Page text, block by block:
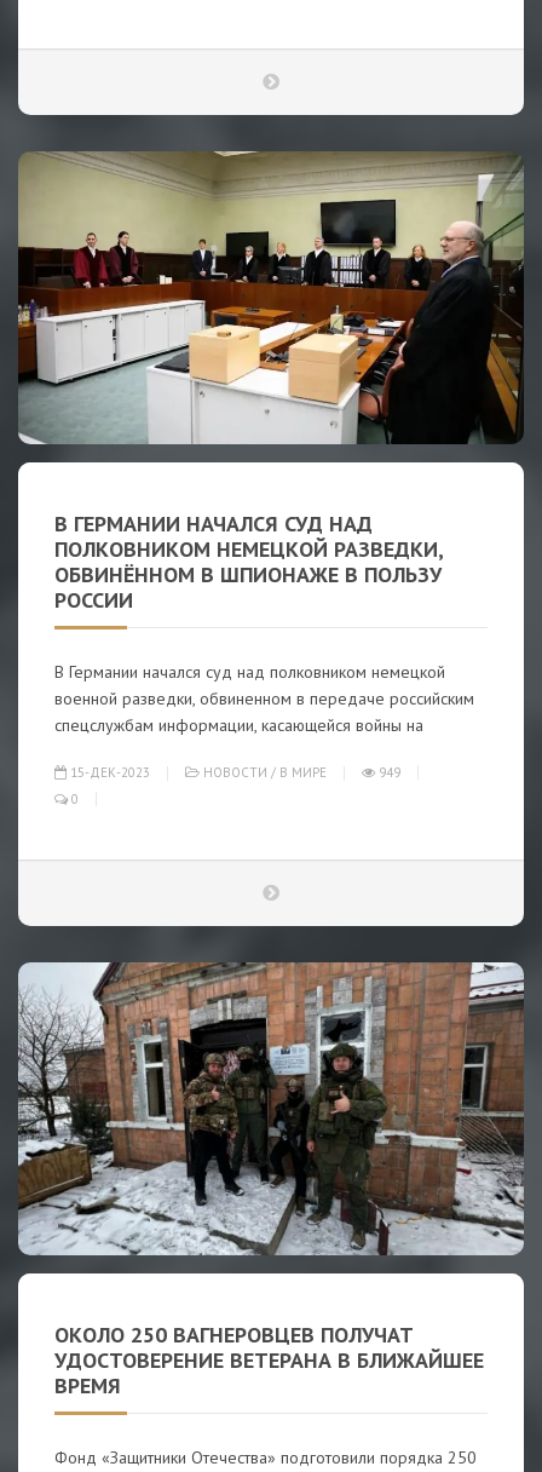
В ГЕРМАНИИ НАЧАЛСЯ СУД НАД
ПОЛКОВНИКОМ НЕМЕЦКОЙ РАЗВЕДКИ,
ОБВИНЁННОМ В ШПИОНАЖЕ В ПОЛЬЗУ
РОССИИ
В Германии начался суд над полковником немецкой
военной разведки, обвиненном в передаче российским
спецслужбам информации, касающейся войны на
15-ДЕК-2023 НОВОСТИ / В МИРЕ
949
0
ОКОЛО 250 ВАГНЕРОВЦЕВ ПОЛУЧАТ
УДОСТОВЕРЕНИЕ ВЕТЕРАНА В БЛИЖАЙШЕЕ
ВРЕМЯ
Фонд «Защитники Отечества» подготовили порядка 250